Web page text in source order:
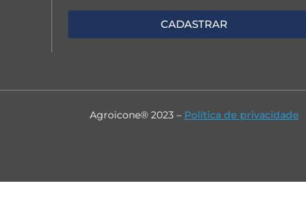
Agroicone® 2023 – Política de privacidade